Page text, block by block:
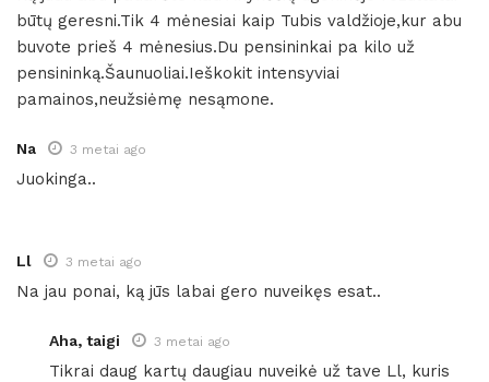
būtų geresni.Tik 4 mėnesiai kaip Tubis valdžioje,kur abu
buvote prieš 4 mėnesius.Du pensininkai pa kilo už
pensininką.Šaunuoliai.Ieškokit intensyviai
pamainos,neužsiėmę nesąmone.
Na 3 metai ago
Juokinga..
Ll 3 metai ago
Na jau ponai, ką jūs labai gero nuveikęs esat..
Aha, taigi 3 metai ago
Tikrai daug kartų daugiau nuveikė už tave Ll, kuris